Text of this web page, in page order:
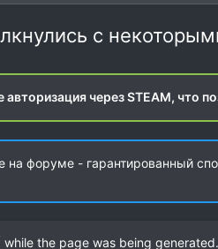
с
через STEAM, что
на форуме - гарантированный
while the page was being